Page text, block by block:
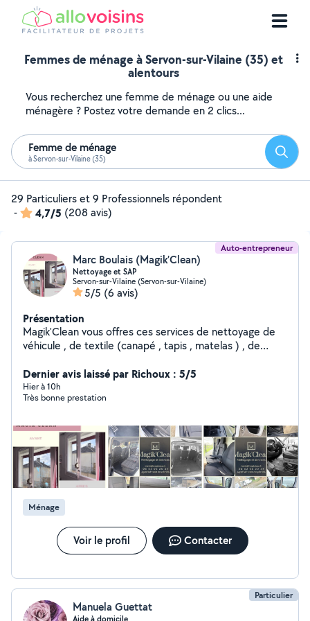
Femmes de ménage à Servon-sur-Vilaine (35) et
alentours
Vous recherchez une femme de ménage ou une aide
ménagère ? Postez votre demande en 2 clics...
Femme de ménage
à Servon-sur-Vilaine (35)
29 Particuliers et 9 Professionnels répondent
-
4,7/5 (208 avis)
Auto-entrepreneur
Marc Boulais (Magik’Clean)
Nettoyage et SAP
Servon-sur-Vilaine (Servon-sur-Vilaine)
5/5 (6 avis)
Présentation
Magik'Clean vous offres ces services de nettoyage de
véhicule , de textile (canapé , tapis , matelas ) , de
de maison ou d'appartement après un décès une
maladie ou autre . Je suis agréé Services à la personne
et interviens aussi pour du petit bricolage , surveillance
terrasses et des allées) . Je suis professionnel et aime
le travail bien fait. Mon but sera de pleinement satisfaire
votre demande.
Dernier avis laissé par Richoux : 5/5
Hier à 10h
Très bonne prestation
Ménage
Voir le profil Contacter
Particulier
Manuela Guettat